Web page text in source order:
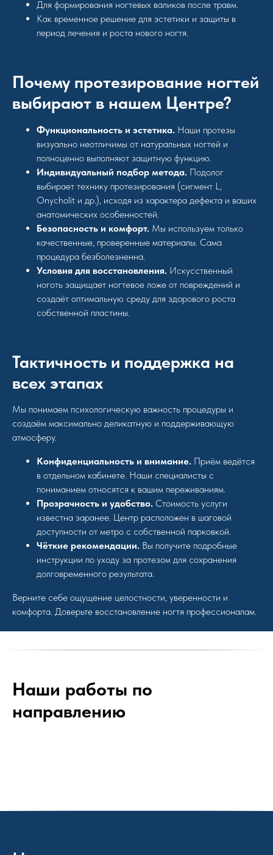
Для формирования ногтевых валиков после травм.
Как временное решение для эстетики и защиты в
период лечения и роста нового ногтя.
Почему протезирование ногтей
выбирают в нашем Центре?
Функциональность и эстетика. Наши протезы
визуально неотличимы от натуральных ногтей и
полноценно выполняют защитную функцию.
Индивидуальный подбор метода. Подолог
выбирает технику протезирования (сигмент L,
Onycholit и др.), исходя из характера дефекта и ваших
анатомических особенностей.
Безопасность и комфорт. Мы используем только
качественные, проверенные материалы. Сама
процедура безболезненна.
Условия для восстановления. Искусственный
ноготь защищает ногтевое ложе от повреждений и
создаёт оптимальную среду для здорового роста
собственной пластины.
Тактичность и поддержка на
всех этапах
Мы понимаем психологическую важность процедуры и
создаём максимально деликатную и поддерживающую
атмосферу.
Конфиденциальность и внимание. Приём ведётся
в отдельном кабинете. Наши специалисты с
пониманием относятся к вашим переживаниям.
Прозрачность и удобство. Стоимость услуги
известна заранее. Центр расположен в шаговой
доступности от метро с собственной парковкой.
Чёткие рекомендации. Вы получите подробные
инструкции по уходу за протезом для сохранения
долговременного результата.
Верните себе ощущение целостности, уверенности и
комфорта. Доверьте восстановление ногтя профессионалам.
Наши работы по
направлению